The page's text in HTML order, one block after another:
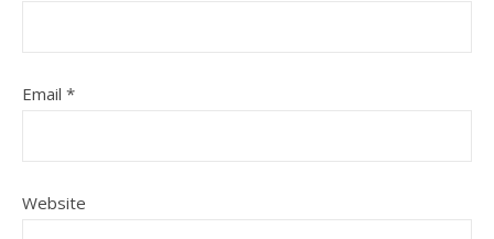
Email *
Website